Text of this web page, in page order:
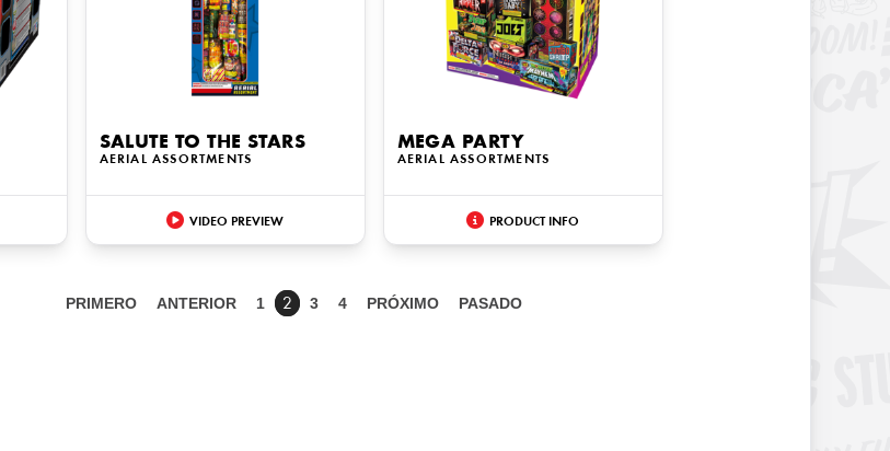
SALUTE TO THE STARS
AERIAL ASSORTMENTS
VIDEO PREVIEW
MEGA PARTY
AERIAL ASSORTMENTS
PRODUCT INFO
PRIMERO ANTERIOR 1 2 3 4 PRÓXIMO PASADO